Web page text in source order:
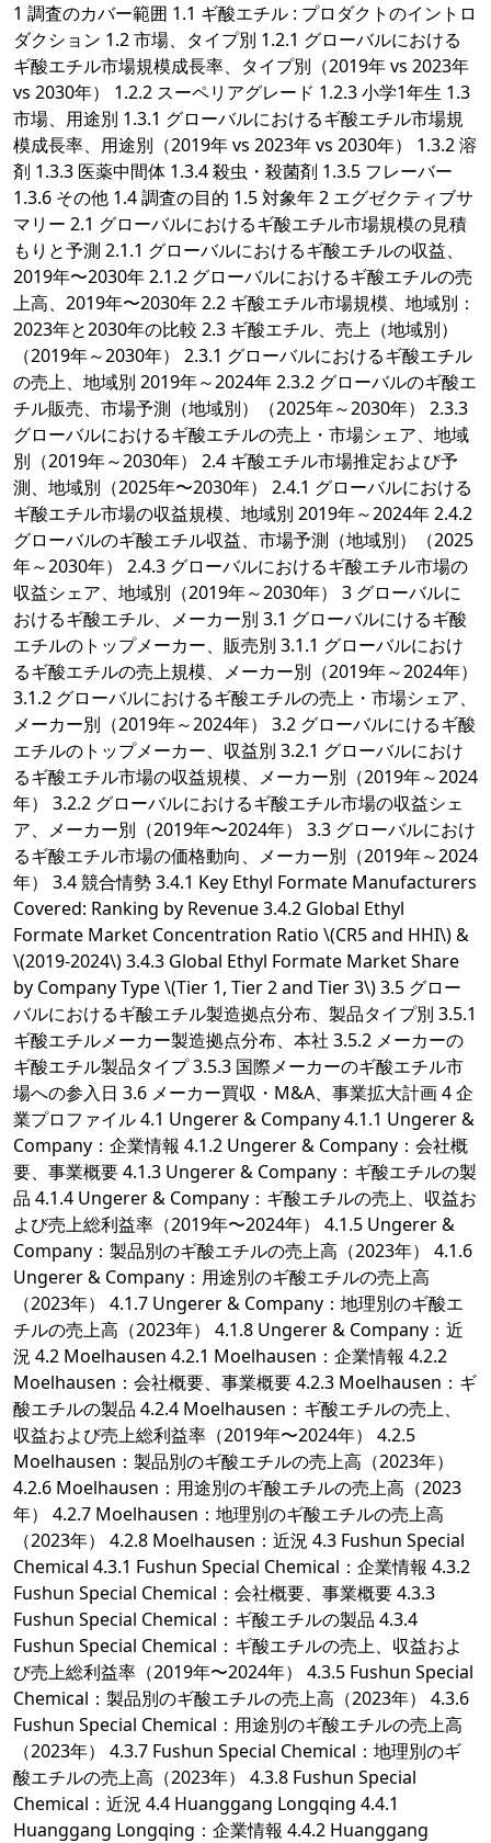
1 調査のカバー範囲 1.1 ギ酸エチル : プロダクトのイントロ
ダクション 1.2 市場、タイプ別 1.2.1 グローバルにおける
ギ酸エチル市場規模成長率、タイプ別（2019年 vs 2023年
vs 2030年） 1.2.2 スーペリアグレード 1.2.3 小学1年生 1.3
市場、用途別 1.3.1 グローバルにおけるギ酸エチル市場規
模成長率、用途別（2019年 vs 2023年 vs 2030年） 1.3.2 溶
剤 1.3.3 医薬中間体 1.3.4 殺虫・殺菌剤 1.3.5 フレーバー
1.3.6 その他 1.4 調査の目的 1.5 対象年 2 エグゼクティブサ
マリー 2.1 グローバルにおけるギ酸エチル市場規模の見積
もりと予測 2.1.1 グローバルにおけるギ酸エチルの収益、
2019年〜2030年 2.1.2 グローバルにおけるギ酸エチルの売
上高、2019年〜2030年 2.2 ギ酸エチル市場規模、地域別：
2023年と2030年の比較 2.3 ギ酸エチル、売上（地域別）
（2019年～2030年） 2.3.1 グローバルにおけるギ酸エチル
の売上、地域別 2019年～2024年 2.3.2 グローバルのギ酸エ
チル販売、市場予測（地域別）（2025年～2030年） 2.3.3
グローバルにおけるギ酸エチルの売上・市場シェア、地域
別（2019年～2030年） 2.4 ギ酸エチル市場推定および予
測、地域別（2025年〜2030年） 2.4.1 グローバルにおける
ギ酸エチル市場の収益規模、地域別 2019年～2024年 2.4.2
グローバルのギ酸エチル収益、市場予測（地域別）（2025
年～2030年） 2.4.3 グローバルにおけるギ酸エチル市場の
収益シェア、地域別（2019年～2030年） 3 グローバルに
おけるギ酸エチル、メーカー別 3.1 グローバルにけるギ酸
エチルのトップメーカー、販売別 3.1.1 グローバルにおけ
るギ酸エチルの売上規模、メーカー別（2019年～2024年）
3.1.2 グローバルにおけるギ酸エチルの売上・市場シェア、
メーカー別（2019年～2024年） 3.2 グローバルにけるギ酸
エチルのトップメーカー、収益別 3.2.1 グローバルにおけ
るギ酸エチル市場の収益規模、メーカー別（2019年～2024
年） 3.2.2 グローバルにおけるギ酸エチル市場の収益シェ
ア、メーカー別（2019年〜2024年） 3.3 グローバルにおけ
るギ酸エチル市場の価格動向、メーカー別（2019年～2024
年） 3.4 競合情勢 3.4.1 Key Ethyl Formate Manufacturers
Covered: Ranking by Revenue 3.4.2 Global Ethyl
Formate Market Concentration Ratio \(CR5 and HHI\) &
\(2019-2024\) 3.4.3 Global Ethyl Formate Market Share
by Company Type \(Tier 1, Tier 2 and Tier 3\) 3.5 グロー
バルにおけるギ酸エチル製造拠点分布、製品タイプ別 3.5.1
ギ酸エチルメーカー製造拠点分布、本社 3.5.2 メーカーの
ギ酸エチル製品タイプ 3.5.3 国際メーカーのギ酸エチル市
場への参入日 3.6 メーカー買収・M&A、事業拡大計画 4 企
業プロファイル 4.1 Ungerer & Company 4.1.1 Ungerer &
Company：企業情報 4.1.2 Ungerer & Company：会社概
要、事業概要 4.1.3 Ungerer & Company：ギ酸エチルの製
品 4.1.4 Ungerer & Company：ギ酸エチルの売上、収益お
よび売上総利益率（2019年〜2024年） 4.1.5 Ungerer &
Company：製品別のギ酸エチルの売上高（2023年） 4.1.6
Ungerer & Company：用途別のギ酸エチルの売上高
（2023年） 4.1.7 Ungerer & Company：地理別のギ酸エ
チルの売上高（2023年） 4.1.8 Ungerer & Company：近
況 4.2 Moelhausen 4.2.1 Moelhausen：企業情報 4.2.2
Moelhausen：会社概要、事業概要 4.2.3 Moelhausen：ギ
酸エチルの製品 4.2.4 Moelhausen：ギ酸エチルの売上、
収益および売上総利益率（2019年〜2024年） 4.2.5
Moelhausen：製品別のギ酸エチルの売上高（2023年）
4.2.6 Moelhausen：用途別のギ酸エチルの売上高（2023
年） 4.2.7 Moelhausen：地理別のギ酸エチルの売上高
（2023年） 4.2.8 Moelhausen：近況 4.3 Fushun Special
Chemical 4.3.1 Fushun Special Chemical：企業情報 4.3.2
Fushun Special Chemical：会社概要、事業概要 4.3.3
Fushun Special Chemical：ギ酸エチルの製品 4.3.4
Fushun Special Chemical：ギ酸エチルの売上、収益およ
び売上総利益率（2019年〜2024年） 4.3.5 Fushun Special
Chemical：製品別のギ酸エチルの売上高（2023年） 4.3.6
Fushun Special Chemical：用途別のギ酸エチルの売上高
（2023年） 4.3.7 Fushun Special Chemical：地理別のギ
酸エチルの売上高（2023年） 4.3.8 Fushun Special
Chemical：近況 4.4 Huanggang Longqing 4.4.1
Huanggang Longqing：企業情報 4.4.2 Huanggang